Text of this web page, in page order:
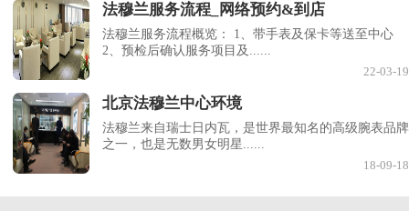
北京市东城区东长安街1号王府井东方广场W3座6层602室法穆兰售后服务中心（需提前预约）
节假日正常营业！
法穆兰服务流程_网络预约&到店
法穆兰服务流程概览： 1、带手表及保卡等送至中心
2、预检后确认服务项目及......
22-03-19
北京法穆兰中心环境
法穆兰来自瑞士日内瓦，是世界最知名的高级腕表品牌
之一，也是无数男女明星......
18-09-18